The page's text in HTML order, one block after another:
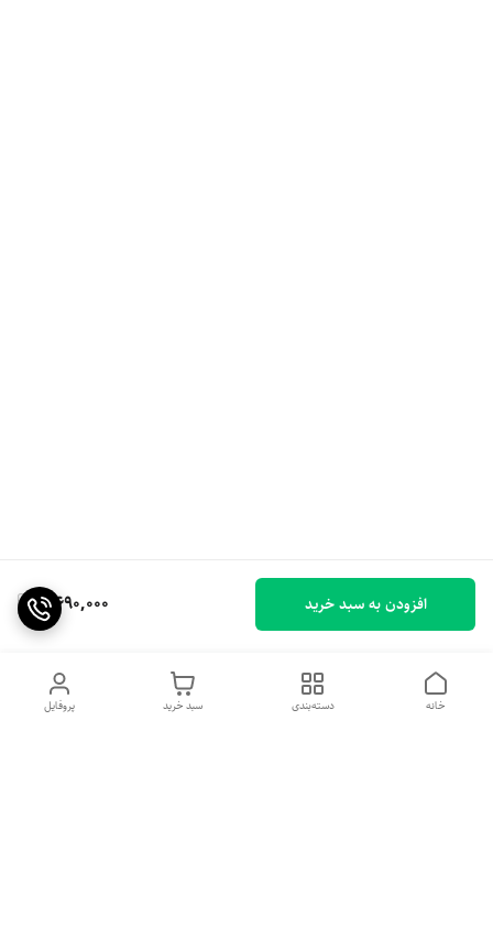
4,690,000 افزودن به سبد خرید
پروفایل سبد خرید دسته‌بندی خانه